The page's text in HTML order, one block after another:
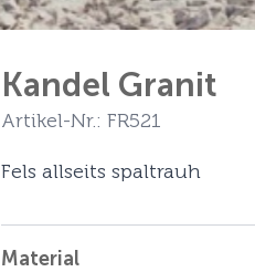
Kandel Granit
Artikel-Nr.: FR521
Fels allseits spaltrauh
Material